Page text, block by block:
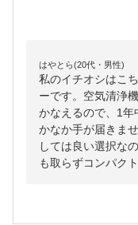
はやとら(20代・男性)
私のイチオシはこ
ーです。空気清浄
かなえるので、1年
かなか手が届きま
しては良い選択な
も取らずコンパク